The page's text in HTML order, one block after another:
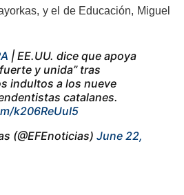
y el de Educación, Miguel
| EE.UU. dice que apoya
y unida” tras
indultos a los nueve
catalanes.
k206ReUuI5
(@EFEnoticias) June 22,